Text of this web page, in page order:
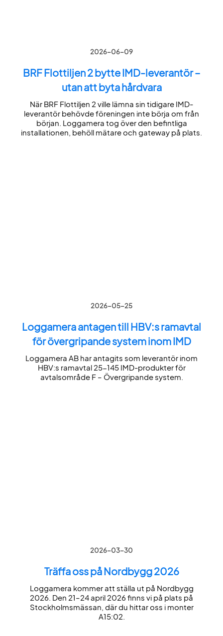
2026-06-09
BRF Flottiljen 2 bytte IMD-leverantör –
utan att byta hårdvara
När BRF Flottiljen 2 ville lämna sin tidigare IMD-
leverantör behövde föreningen inte börja om från
början. Loggamera tog över den befintliga
installationen, behöll mätare och gateway på plats.
2026-05-25
Loggamera antagen till HBV:s ramavtal
för övergripande system inom IMD
Loggamera AB har antagits som leverantör inom
HBV:s ramavtal 25-145 IMD-produkter för
avtalsområde F – Övergripande system.
2026-03-30
Träffa oss på Nordbygg 2026
Loggamera kommer att ställa ut på Nordbygg
2026. Den 21–24 april 2026 finns vi på plats på
Stockholmsmässan, där du hittar oss i monter
A15:02.